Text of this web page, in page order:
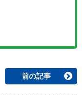
前の記事